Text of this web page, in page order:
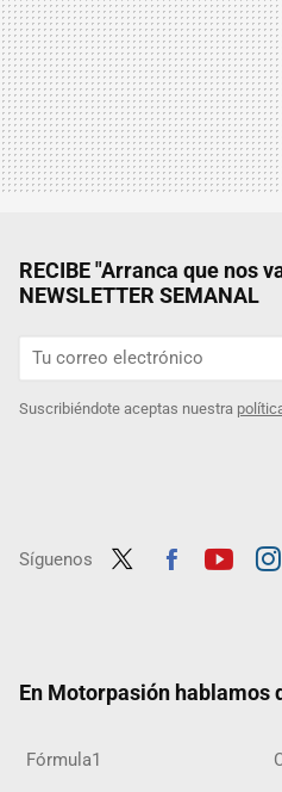
RECIBE "Arranca que nos
NEWSLETTER SEMANAL
Suscribiéndote aceptas nuestra
Síguenos
En Motorpasión hablamos
Fórmula1